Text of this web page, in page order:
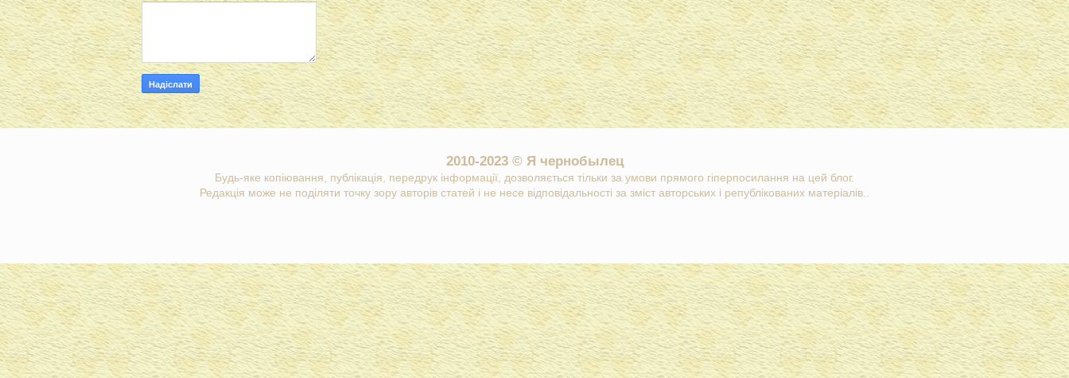
2010-2023 © Я чернобылец
Будь-яке копіювання, публікація, передрук інформації, дозволяється тільки за умови прямого гіперпосилання на цей блог.
Редакція може не поділяти точку зору авторів статей і не несе відповідальності за зміст авторських і републікованих матеріалів..